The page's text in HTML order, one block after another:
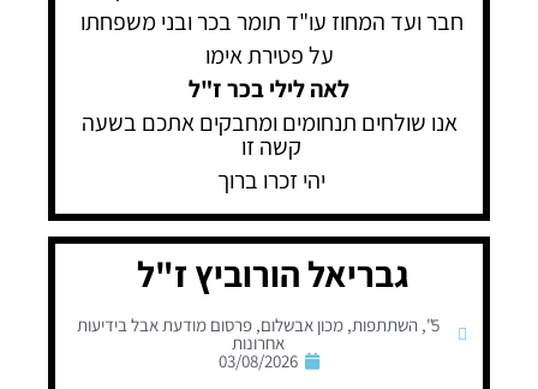
חבר ועד המחוז עו"ד תומר בכר ובני משפחתו
על פטירת אימו
לאה לילי בכר ז"ל
אנו שולחים תנחומים ומחבקים אתכם בשעה
קשה זו
יהי זכרו ברוך
גבריאל הורוביץ ז"ל
5"
,השתתפות,מכון אבשלום,פרסום מודעת אבל בידיעות
אחרונות
03/08/2026